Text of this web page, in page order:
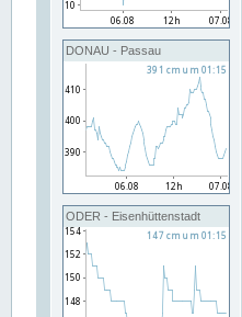
DONAU - Passau
ODER - Eisenhüttenstadt